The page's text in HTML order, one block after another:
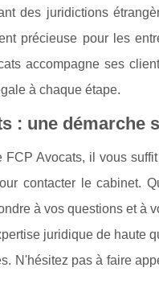
des juridictions
précieuse pour les
accompagne ses
à chaque étape.
: une démarche
Avocats, il vous
contacter le cabinet.
à vos questions et
juridique de haute
N'hésitez pas à faire